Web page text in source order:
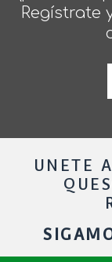
Regístrate
UNETE